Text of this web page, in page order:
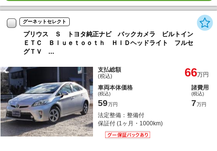
グーネットセレクト
プリウス Ｓ トヨタ純正ナビ バックカメラ ビルトイン
ＥＴＣ Ｂｌｕｅｔｏｏｔｈ ＨＩＤヘッドライト フルセ
グＴＶ ...
支払総額
(税込) 66万円
車両本体価格
(税込)
59万円
諸費用
(税込)
7万円
法定整備：整備付
保証付 (1ヶ月・1000km)